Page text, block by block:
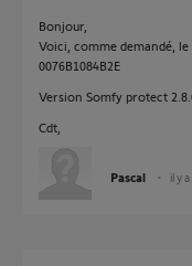
Bonjour,
Voici, comme demandé,
0076B1084B2E
Version Somfy protect
Cdt,
Pascal il y